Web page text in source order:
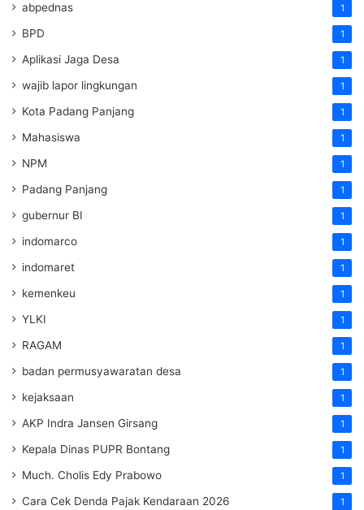
abpednas 1
BPD 1
Aplikasi Jaga Desa 1
wajib lapor lingkungan 1
Kota Padang Panjang 1
Mahasiswa 1
NPM 1
Padang Panjang 1
gubernur BI 1
indomarco 1
indomaret 1
kemenkeu 1
YLKI 1
RAGAM 1
badan permusyawaratan desa 1
kejaksaan 1
AKP Indra Jansen Girsang 1
Kepala Dinas PUPR Bontang 1
Much. Cholis Edy Prabowo 1
Cara Cek Denda Pajak Kendaraan 2026 1